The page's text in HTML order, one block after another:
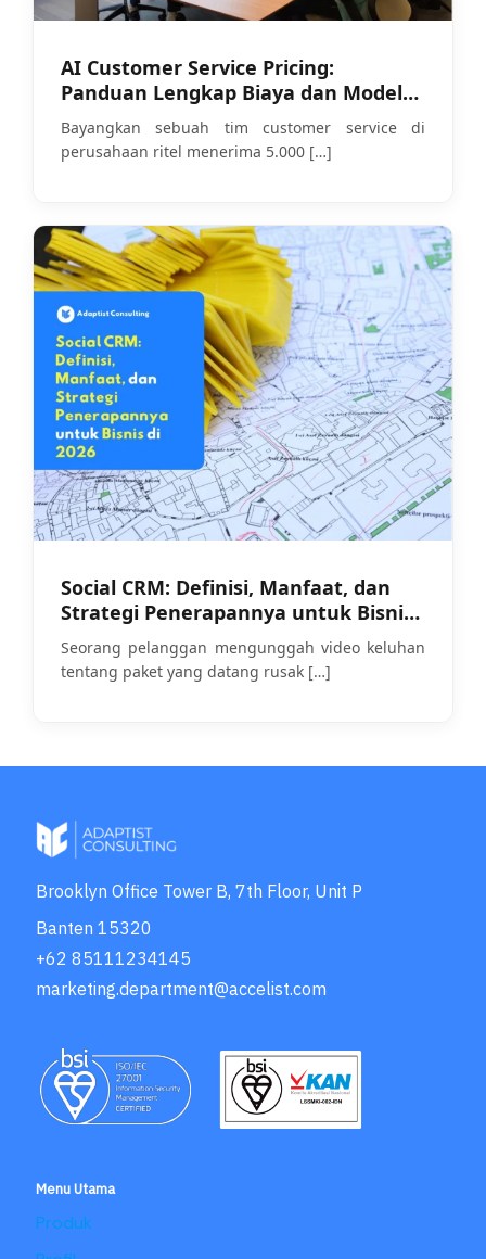
AI Customer Service Pricing:
Panduan Lengkap Biaya dan Model
Harga di 2026
Bayangkan sebuah tim customer service di
perusahaan ritel menerima 5.000 […]
Social CRM: Definisi, Manfaat, dan
Strategi Penerapannya untuk Bisnis
di 2026
Seorang pelanggan mengunggah video keluhan
tentang paket yang datang rusak […]
Brooklyn Office Tower B, 7th Floor, Unit P
Banten 15320
+62 85111234145
marketing.department@accelist.com
Menu Utama
Produk